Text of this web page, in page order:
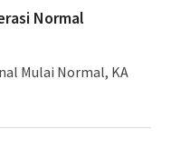
Normal
Mulai Normal, KA